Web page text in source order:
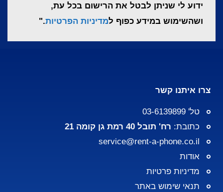
ידוע לי שניתן לבטל את הרישום בכל עת,
ושהשימוש במידע כפוף למדיניות הפרטיות."
צרו איתנו קשר
טל' 03-6139899
כתובת: רח' תובל 40 רמת גן קומה 21
service@rent-a-phone.co.il
אודות
מדיניות פרטיות
תנאי שימוש באתר